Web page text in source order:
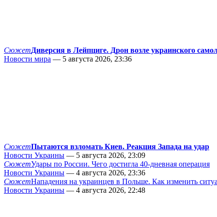
СюжетДиверсия в Лейпциге. Дрон возле украинского
Новости мира — 5 августа 2026, 23:36
СюжетПытаются взломать Киев. Реакция Запада на удар
Новости Украины — 5 августа 2026, 23:09
СюжетУдары по России. Чего достигла 40-дневная операция
Новости Украины — 4 августа 2026, 23:36
СюжетНападения на украинцев в Польше. Как изменить
Новости Украины — 4 августа 2026, 22:48